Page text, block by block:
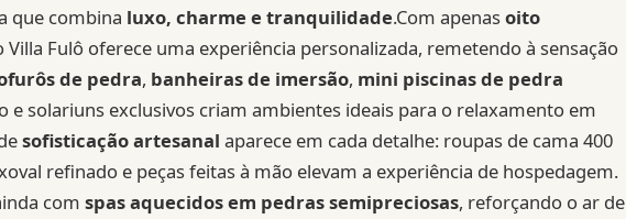
que combina luxo, charme e tranquilidade.Com apenasoito
Villa Fulô oferece uma experiência personalizada, remetendo à sensação
de pedra, banheiras de imersão, mini piscinas de pedra
e solariuns exclusivos criam ambientes ideais para o relaxamento em
sofisticação artesanal aparece em cada detalhe: roupas de cama 400
refinado e peças feitas à mão elevam a experiência de hospedagem.
com spas aquecidos em pedras semipreciosas, reforçando o ar de